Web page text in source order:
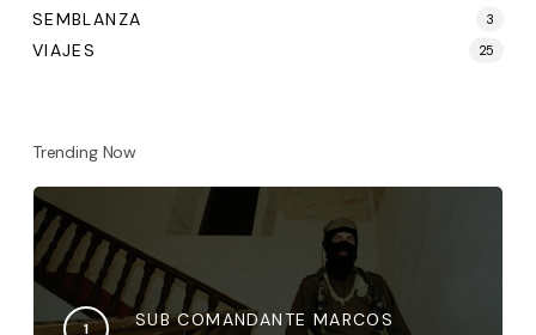
SEMBLANZA 3
VIAJES 25
Trending Now
SUB COMANDANTE MARCOS